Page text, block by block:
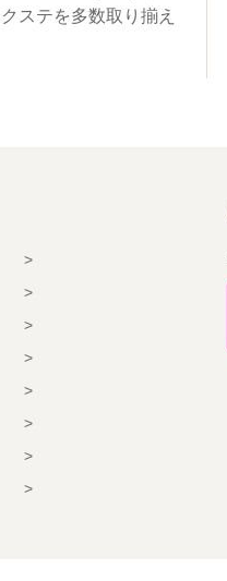
ステを多数取り揃え